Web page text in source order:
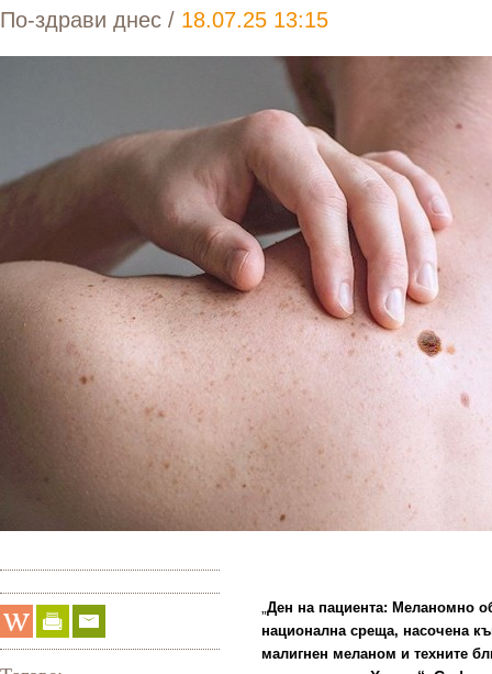
По-здрави днес / 18.07.25 13:15
Ден на пациента: Меланомно
национална среща, насочена
малигнен меланом и техните